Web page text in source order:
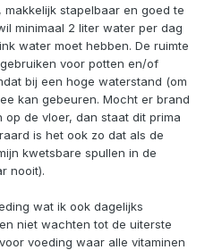
stapelbaar en goed te
minimaal 2 liter water per dag
water moet hebben. De ruimte
voor potten en/of
bij een hoge waterstand (om
kan gebeuren. Mocht er brand
de vloer, dan staat dit prima
is het ook zo dat als de
kwetsbare spullen in de
nooit).
wat ik ook dagelijks
niet wachten tot de uiterste
voeding waar alle vitaminen